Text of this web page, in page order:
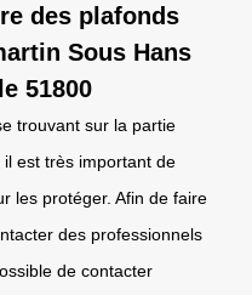
des plafonds
Sous Hans
51800
trouvant sur la partie
est très important de
les protéger. Afin de faire
des professionnels
de contacter